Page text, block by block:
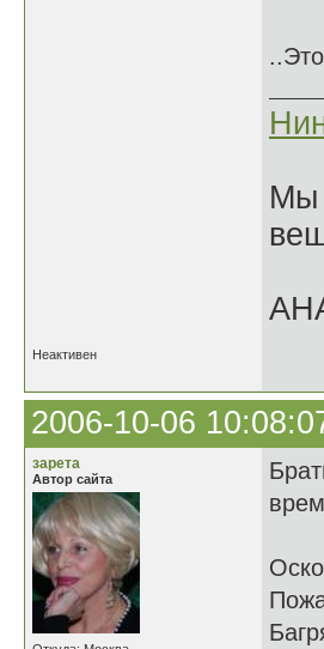
Мы
Неактивен
2006-10-06
зарета
Автор сайта